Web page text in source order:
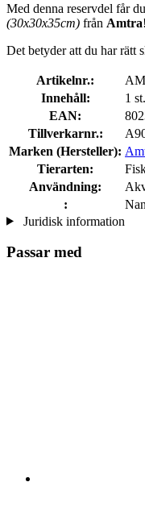
Med denna reservdel får
(30x30x35cm) från Amtra!
Det betyder att du har rätt
Artikelnr.:
Innehåll:
1 st.
EAN:
Tillverkarnr.:
Marken (Hersteller):
Tierarten:
Användning:
:
Juridisk information
Passar med